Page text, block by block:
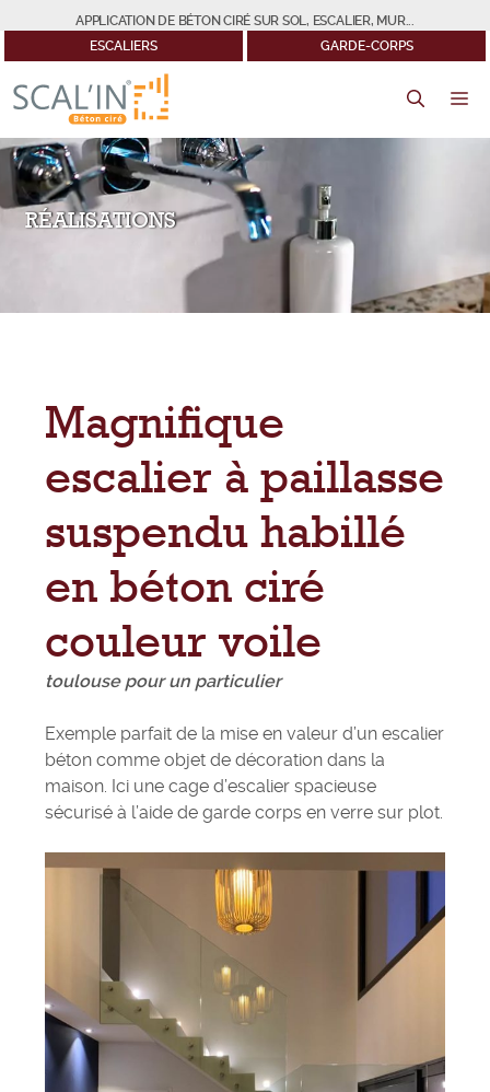
au
contenu
APPLICATION DE BÉTON CIRÉ SUR SOL, ESCALIER, MUR...
ESCALIERS
GARDE-CORPS
RÉALISATIONS
Magnifique
escalier à paillasse
suspendu habillé
en béton ciré
couleur voile
toulouse pour un particulier
Exemple parfait de la mise en valeur d’un escalier
béton comme objet de décoration dans la
maison. Ici une cage d’escalier spacieuse
sécurisé à l’aide de garde corps en verre sur plot.